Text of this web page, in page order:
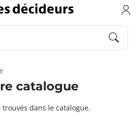
catalogue
dans le catalogue.